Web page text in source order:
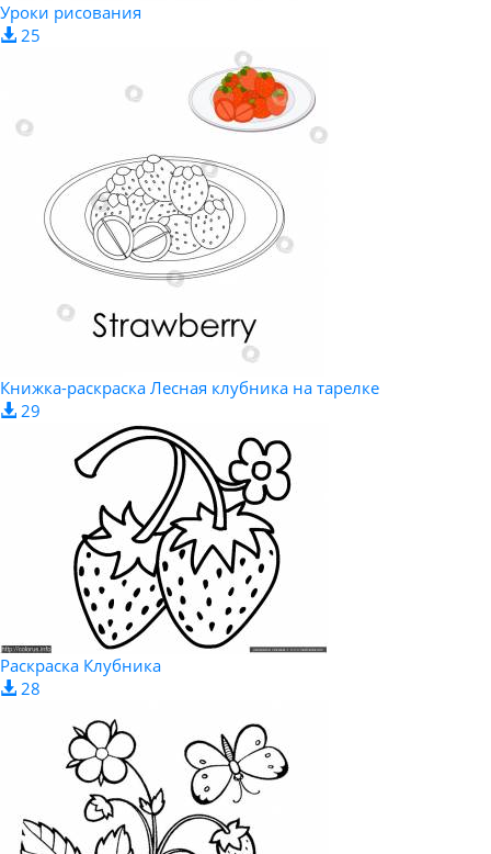
Уроки рисования
25
Книжка-раскраска Лесная клубника на тарелке
29
Раскраска Клубника
28